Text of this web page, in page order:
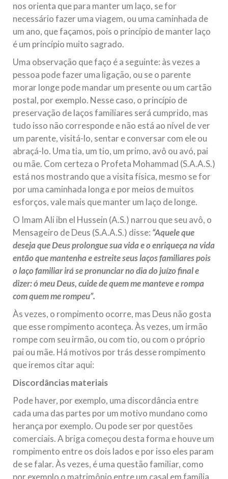
nos orienta que para manter um laço, se for
necessário fazer uma viagem, ou uma caminhada de
um ano, que façamos, pois o princípio de manter laço
é um princípio muito sagrado.
Uma observação que faço é a seguinte: às vezes a
pessoa pode fazer uma ligação, ou se o parente
morar longe pode mandar um presente ou um cartão
postal, por exemplo. Nesse caso, o princípio de
preservação de laços familiares será cumprido, mas
tudo isso não corresponde e não está ao nível de ver
um parente, visitá-lo, sentar e conversar com ele ou
abraçá-lo. Uma tia, um tio, um primo, avô ou avó, pai
ou mãe. Com certeza o Profeta Mohammad (S.A.A.S.)
está nos mostrando que a visita física, mesmo se for
por uma caminhada longa e por meios de muitos
esforços, vale mais que manter um laço de longe.
O Imam Ali ibn el Hussein (A.S.) narrou que seu avô, o
Mensageiro de Deus (S.A.A.S.) disse: “Aquele que
deseja que Deus prolongue sua vida e o enriqueça na vida
então que mantenha e estreite seus laços familiares pois
o laço familiar irá se pronunciar no dia do juízo final e
dizer: ó meu Deus, cuide de quem me manteve e rompa
com quem me rompeu”.
Às vezes, o rompimento ocorre, mas Deus não gosta
que esse rompimento aconteça. Às vezes, um irmão
rompe com seu irmão, ou com tio, ou com o próprio
pai ou mãe. Há motivos por trás desse rompimento
que iremos citar aqui:
Discordâncias materiais
Pode haver, por exemplo, uma discordância entre
cada uma das partes por um motivo mundano como
herança por exemplo. Ou pode ser por questões
comerciais. A briga começou desta forma e houve um
rompimento entre os dois lados e por isso eles param
de se falar. Às vezes, é uma questão familiar, como
por exemplo o matrimônio entre um casal em família.